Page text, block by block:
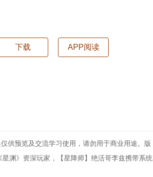
下载 APP阅读
供预览及交流学习使用，请勿用于商业用途。版
星渊》资深玩家，【星降师】绝活哥李兹携带系统